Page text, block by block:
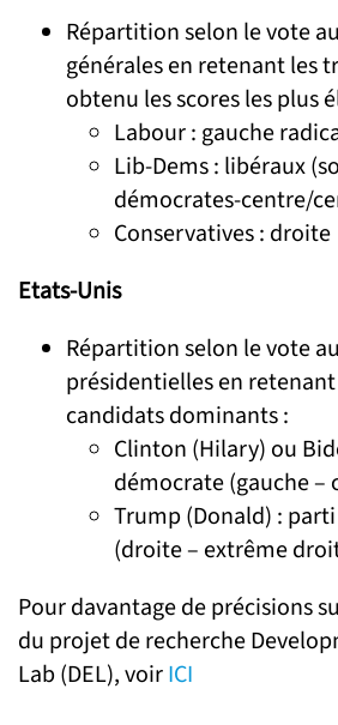
Répartition selon le vote
générales en retenant les
obtenu les scores les plus
Labour : gauche
Lib-Dems : libéraux
démocrates-centre/
Conservatives : droite
Etats-Unis
Répartition selon le vote
présidentielles en
candidats dominants :
Clinton (Hilary) ou
démocrate (gauche –
Trump (Donald) :
(droite – extrême
Pour davantage de précisions
du projet de recherche
Lab (DEL), voirICI